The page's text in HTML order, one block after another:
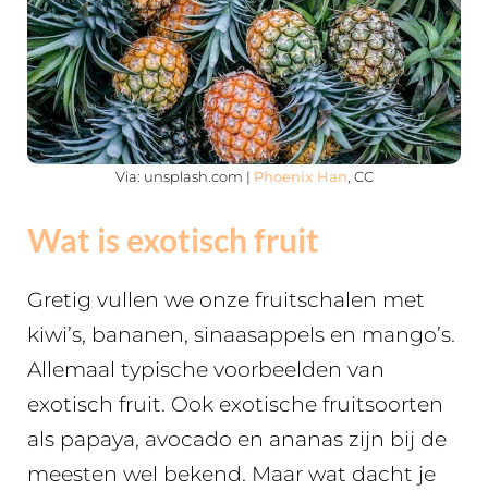
Via: unsplash.com | Phoenix Han , CC
Wat is exotisch fruit
Gretig vullen we onze fruitschalen met
kiwi’s, bananen, sinaasappels en mango’s.
Allemaal typische voorbeelden van
exotisch fruit. Ook exotische fruitsoorten
als papaya, avocado en ananas zijn bij de
meesten wel bekend. Maar wat dacht je